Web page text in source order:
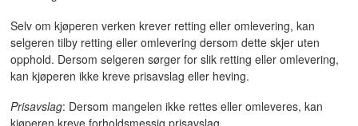
Selv om kjøperen verken krever retting eller omlevering, kan
selgeren tilby retting eller omlevering dersom dette skjer uten
opphold. Dersom selgeren sørger for slik retting eller omlevering,
kan kjøperen ikke kreve prisavslag eller heving.
Prisavslag: Dersom mangelen ikke rettes eller omleveres, kan